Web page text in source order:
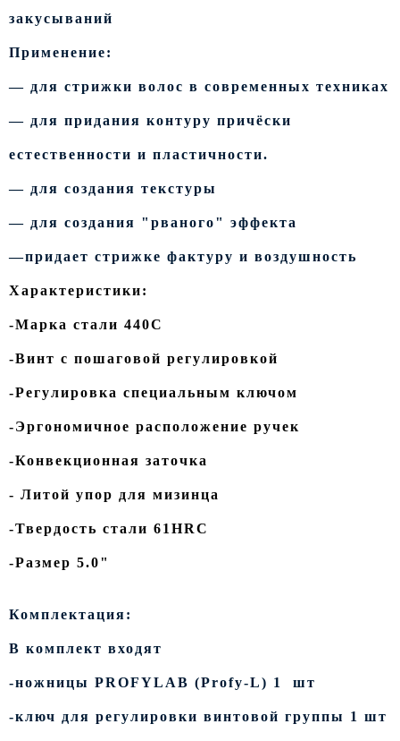
закусываний
Применение:
— для стрижки волос в современных техниках
— для придания контуру причёски
естественности и пластичности.
— для создания текстуры
— для создания "рваного" эффекта
—придает стрижке фактуру и воздушность
Характеристики:
-Марка стали 440С
-Винт с пошаговой регулировкой
-Регулировка специальным ключом
-Эргономичное расположение ручек
-Конвекционная заточка
- Литой упор для мизинца
-Твердость стали 61HRC
-Размер 5.0"
Комплектация:
В комплект входят
-ножницы PROFYLAB (Profy-L) 1 шт
-ключ для регулировки винтовой группы 1 шт